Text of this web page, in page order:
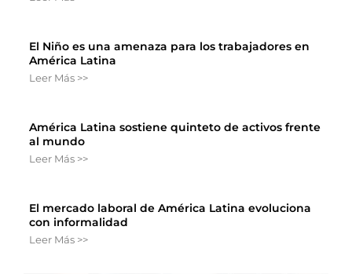
El Niño es una amenaza para los trabajadores en
América Latina
Leer Más >>
América Latina sostiene quinteto de activos frente
al mundo
Leer Más >>
El mercado laboral de América Latina evoluciona
con informalidad
Leer Más >>